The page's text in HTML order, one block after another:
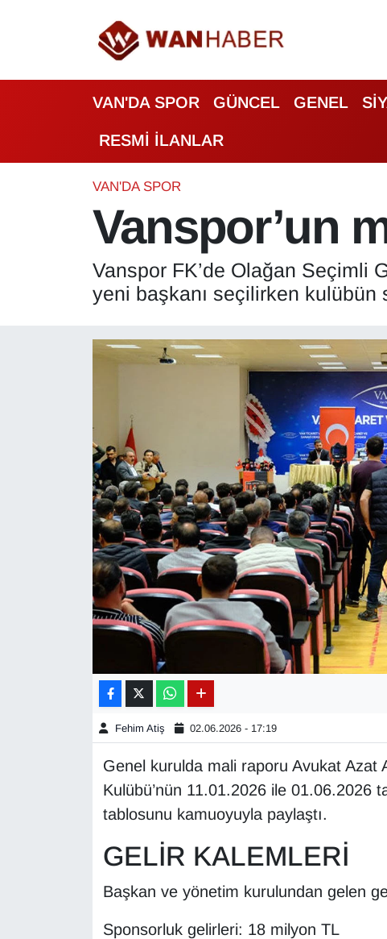
VAN'DA SPOR GÜNCEL GENEL
RESMİ İLANLAR
VAN'DA SPOR
Vanspor’un
Vanspor FK’de Olağan Seçimli
yeni başkanı seçilirken kulübün
Fehim Atiş 02.06.2026 - 17:19
Genel kurulda mali raporu Avukat Azat
Kulübü’nün 11.01.2026 ile 01.06.2026
tablosunu kamuoyuyla paylaştı.
GELİR KALEMLERİ
Başkan ve yönetim kurulundan gelen
Sponsorluk gelirleri: 18 milyon TL
ASAYİŞ
BİLİM VE TEKNOLOJİ
Biyografi
Bölge Haberleri
ÇEVRE
Deprem
Dernekler, Odalar
DÜNYA
EĞİTİM
EKONOMİ
Eleman
En çok konuşulanlar
GENEL
Van Nöbetçi Eczaneler
Van Hava Durumu
Van Namaz Vakitleri
Van Trafik Yoğunluk Haritası
Süper Lig Puan Durumu ve Fikstür
Tüm Manşetler
Son Dakika Haberleri
Haber Arşivi